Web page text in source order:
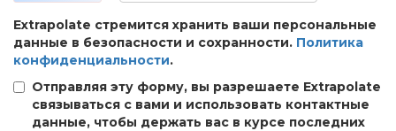
Extrapolate стремится хранить ваши персональные
данные в безопасности и сохранности. Политика
конфиденциальности.
Отправляя эту форму, вы разрешаете Extrapolate
связываться с вами и использовать контактные
данные, чтобы держать вас в курсе последних